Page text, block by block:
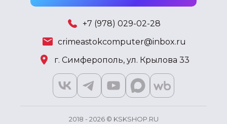
+7 (978) 029-02-28
crimeastokcomputer@inbox.ru
г. Симферополь, ул. Крылова 33
2018 - 2026 © KSKSHOP.RU